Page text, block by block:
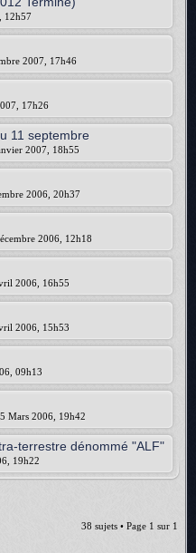
12h57
2007, 17h46
17h26
11 septembre
2007, 18h55
2006, 20h37
2006, 12h18
2006, 16h55
2006, 15h53
09h13
Mars 2006, 19h42
terrestre dénommé "ALF"
19h22
38 sujets • Page 1 sur 1